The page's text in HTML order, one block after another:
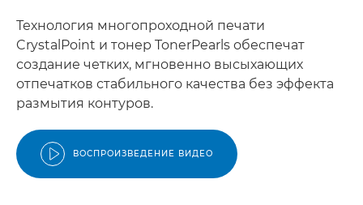
Технология многопроходной печати
CrystalPoint и тонер TonerPearls обеспечат
создание четких, мгновенно высыхающих
отпечатков стабильного качества без эффекта
размытия контуров.
ВОСПРОИЗВЕДЕНИЕ ВИДЕО